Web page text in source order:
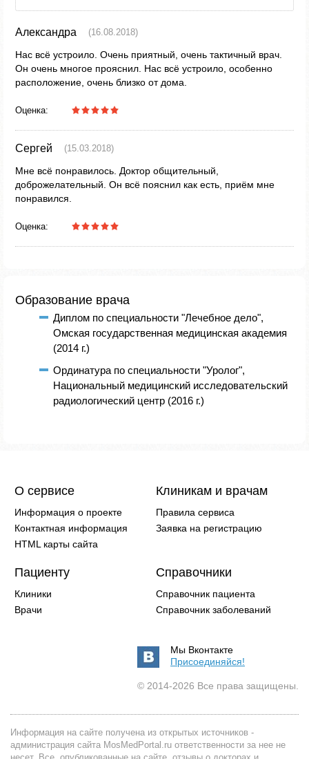
Александра (16.08.2018)
Нас всё устроило. Очень приятный, очень тактичный врач.
Он очень многое прояснил. Нас всё устроило, особенно
расположение, очень близко от дома.
Оценка:
Сергей (15.03.2018)
Мне всё понравилось. Доктор общительный,
доброжелательный. Он всё пояснил как есть, приём мне
понравился.
Оценка:
Образование врача
Диплом по специальности "Лечебное дело",
Омская государственная медицинская академия
(2014 г.)
Ординатура по специальности "Уролог",
Национальный медицинский исследовательский
радиологический центр (2016 г.)
О сервисе
Информация о проекте
Контактная информация
HTML карты сайта
Клиникам и врачам
Правила сервиса
Заявка на регистрацию
Пациенту
Клиники
Врачи
Справочники
Справочник пациента
Справочник заболеваний
Мы Вконтакте
Присоединяйся!
© 2014-2026 Все права защищены.
Информация на сайте получена из открытых источников -
администрация сайта MosMedPortal.ru ответственности за нее не